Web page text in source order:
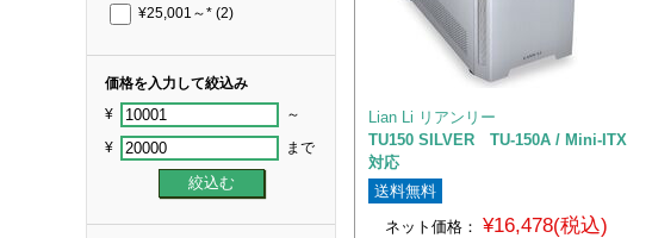
¥25,001～* (2)
価格を入力して絞込み
¥ ～
¥ まで
Lian Li リアンリー
TU150 SILVER TU-150A / Mini-ITX
対応
送料無料
ネット価格：
¥16,478(税込)